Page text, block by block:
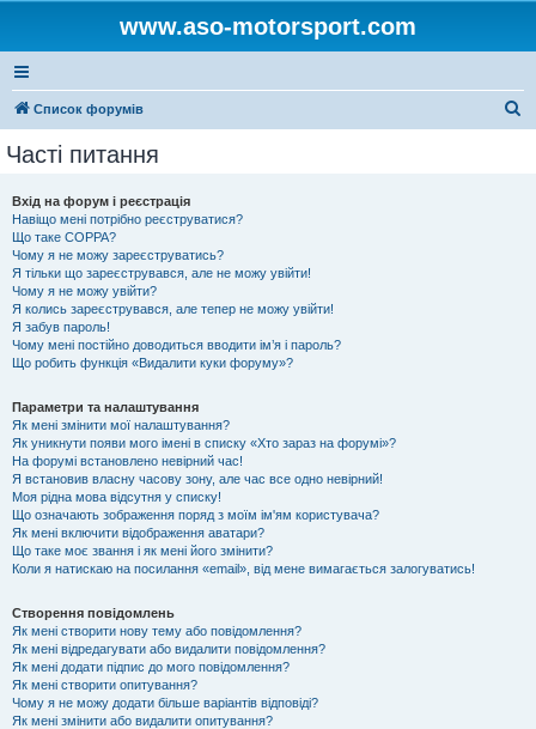
www.aso-motorsport.com
Список форумів
Часті питання
Вхід на форум і реєстрація
Навіщо мені потрібно реєструватися?
Що таке COPPA?
Чому я не можу зареєструватись?
Я тільки що зареєструвався, але не можу увійти!
Чому я не можу увійти?
Я колись зареєструвався, але тепер не можу увійти!
Я забув пароль!
Чому мені постійно доводиться вводити ім’я і пароль?
Що робить функція «Видалити куки форуму»?
Параметри та налаштування
Як мені змінити мої налаштування?
Як уникнути появи мого імені в списку «Хто зараз на форумі»?
На форумі встановлено невірний час!
Я встановив власну часову зону, але час все одно невірний!
Моя рідна мова відсутня у списку!
Що означають зображення поряд з моїм ім'ям користувача?
Як мені включити відображення аватари?
Що таке моє звання і як мені його змінити?
Коли я натискаю на посилання «email», від мене вимагається залогуватись!
Створення повідомлень
Як мені створити нову тему або повідомлення?
Як мені відредагувати або видалити повідомлення?
Як мені додати підпис до мого повідомлення?
Як мені створити опитування?
Чому я не можу додати більше варіантів відповіді?
Як мені змінити або видалити опитування?